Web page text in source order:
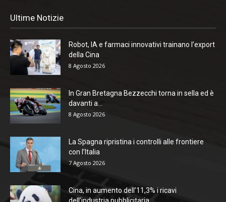
Ultime Notizie
Robot, IA e farmaci innovativi trainano l’export
della Cina
8 Agosto 2026
In Gran Bretagna Bezzecchi torna in sella ed è
davanti a...
8 Agosto 2026
La Spagna ripristina i controlli alle frontiere
con l’Italia
7 Agosto 2026
Cina, in aumento dell’11,3% i ricavi